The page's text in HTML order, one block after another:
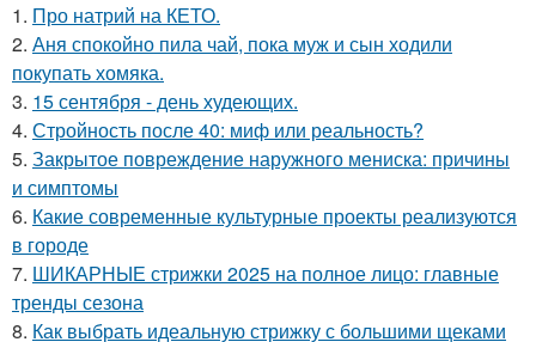
1. Про натрий на КЕТО.
2. Аня спокойно пила чай, пока муж и сын ходили
покупать хомяка.
3. 15 сентября - день худеющих.
4. Стройность после 40: миф или реальность?
5. Закрытое повреждение наружного мениска: причины
и симптомы
6. Какие современные культурные проекты реализуются
в городе
7. ШИКАРНЫЕ стрижки 2025 на полное лицо: главные
тренды сезона
8. Как выбрать идеальную стрижку с большими щеками